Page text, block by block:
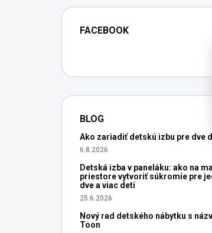
FACEBOOK
BLOG
Ako zariadiť detskú izbu pre dve
6.8.2026
Detská izba v paneláku: ako na
priestore vytvoriť súkromie pre
dve a viac detí
25.6.2026
Nový rad detského nábytku s
Toon